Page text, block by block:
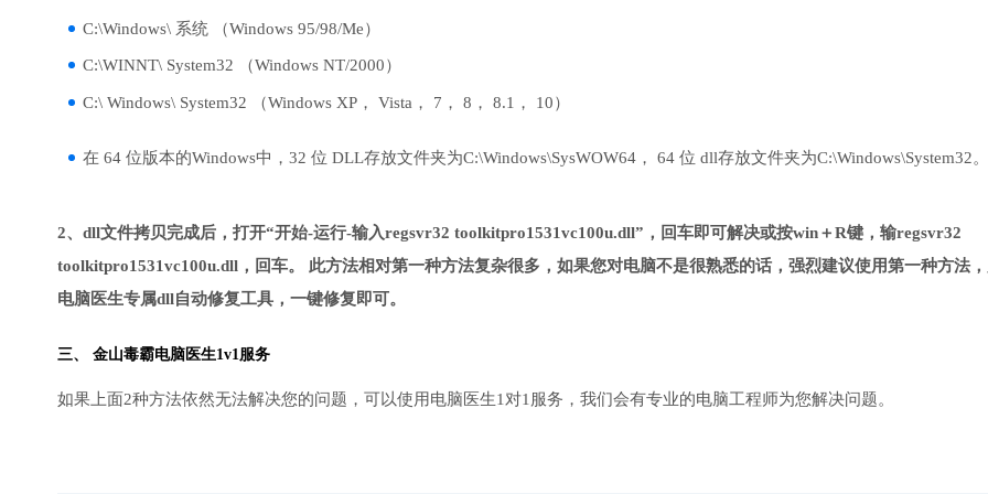
C:\Windows\ 系统 （Windows 95/98/Me）
C:\WINNT\ System32 （Windows NT/2000）
C:\ Windows\ System32 （Windows XP， Vista， 7， 8， 8.1， 10）
在 64 位版本的Windows中，32 位 DLL存放文件夹为C:\Windows\SysWOW64， 64 位 dll存放文件夹为C:\Windows\System32。
2、dll文件拷贝完成后，打开“开始-运行-输入regsvr32 toolkitpro1531vc100u.dll”，回车即可解决或按win＋R键，输regsvr32
toolkitpro1531vc100u.dll，回车。 此方法相对第一种方法复杂很多，如果您对电脑不是很熟悉的话，强烈建议使用第一种方法
电脑医生专属dll自动修复工具，一键修复即可。
三、 金山毒霸电脑医生1v1服务
如果上面2种方法依然无法解决您的问题，可以使用电脑医生1对1服务，我们会有专业的电脑工程师为您解决问题。